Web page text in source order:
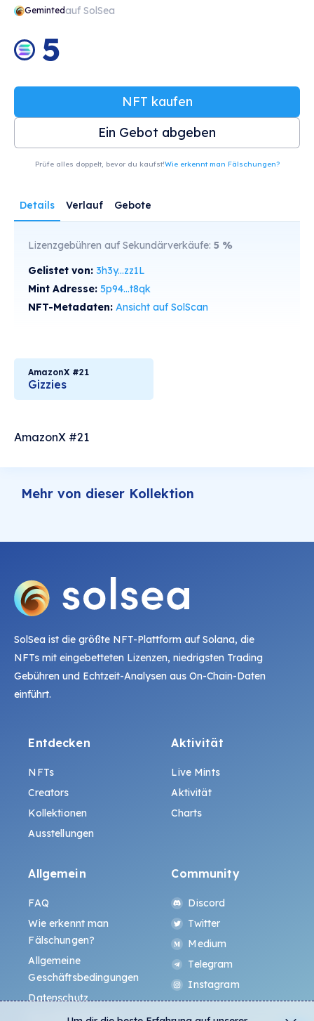
Gemintedauf SolSea
5
NFT kaufen
Ein Gebot abgeben
Prüfe alles doppelt, bevor du kaufst!Wie erkennt man Fälschungen?
Details Verlauf Gebote
Lizenzgebühren auf Sekundärverkäufe: 5 %
Gelistet von: 3h3y...zz1L
Mint Adresse: 5p94...t8qk
NFT-Metadaten: Ansicht auf SolScan
AmazonX #21
Gizzies
AmazonX #21
Mehr von dieser Kollektion
SolSea ist die größte NFT-Plattform auf Solana, die
NFTs mit eingebetteten Lizenzen, niedrigsten Trading
Gebühren und Echtzeit-Analysen aus On-Chain-Daten
einführt.
Entdecken
NFTs
Creators
Kollektionen
Ausstellungen
Aktivität
Live Mints
Aktivität
Charts
Allgemein
FAQ
Wie erkennt man
Fälschungen?
Allgemeine
Geschäftsbedingungen
Datenschutz
ALL.ART Protocol
Community
Discord
Twitter
Medium
Telegram
Instagram